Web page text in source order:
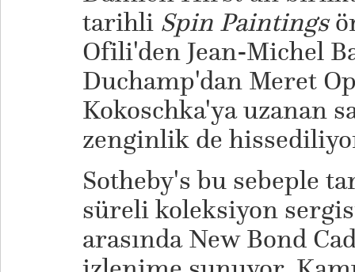
tarihli Spin Paintings
Ofili'den Jean-Michel
Duchamp'dan Meret
Kokoschka'ya uzanan
zenginlik de
Sotheby's bu sebeple
süreli koleksiyon
arasında New Bond